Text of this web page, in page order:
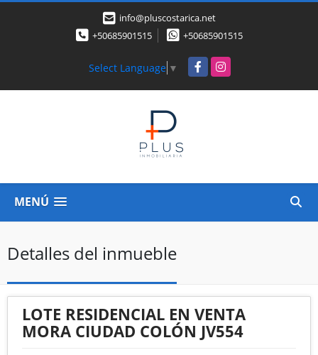
info@pluscostarica.net
+50685901515
+50685901515
Select Language ▼ FacebookInstagram
MENÚ
Detalles del inmueble
LOTE RESIDENCIAL EN VENTA
MORA CIUDAD COLÓN JV554